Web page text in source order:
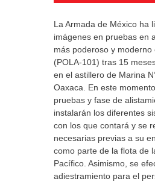
La Armada de México ha
imágenes en pruebas en
más poderoso y moderno
(POLA-101) tras 15
en el astillero de Marina
Oaxaca. En este
pruebas y fase de
instalarán los diferentes
con los que contará y se
necesarias previas a su
como parte de la flota de
Pacífico. Asimismo, se
adiestramiento para el